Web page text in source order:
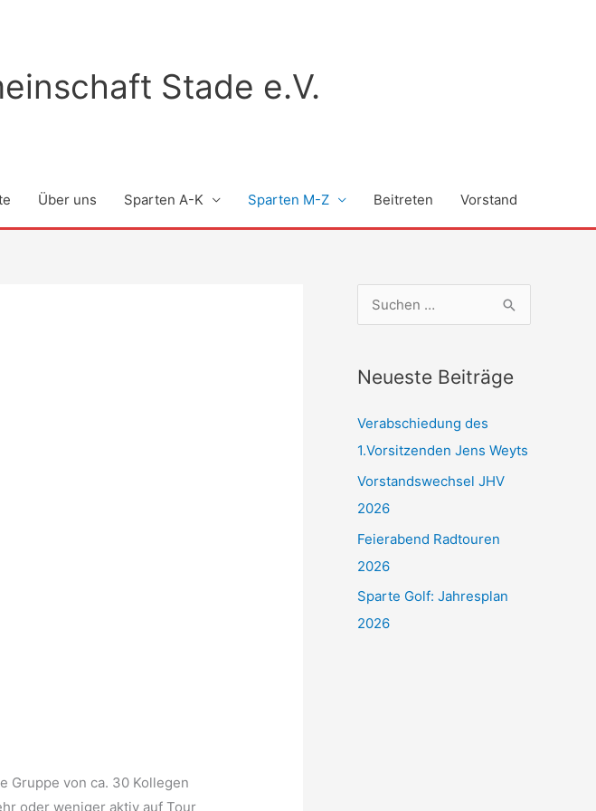
Stade e.V.
Über uns Sparten A-K Sparten M-Z Beitreten Vorstand
Gruppe von ca. 30 Kollegen
oder weniger aktiv auf Tour
u
h
n
n
a
c
h
:
Neueste Beiträge
Verabschiedung des
1.Vorsitzenden Jens Weyts
Vorstandswechsel JHV
2026
Feierabend Radtouren
2026
Sparte Golf: Jahresplan
2026